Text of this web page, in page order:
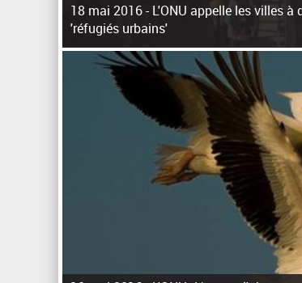
18 mai 2016 -L'ONU appelle les villes
'réfugiés urbains'